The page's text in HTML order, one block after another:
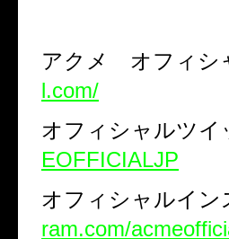
アクメ オフィシ
l.com/
オフィシャルツ
EOFFICIALJP
オフィシャルイ
ram.com/